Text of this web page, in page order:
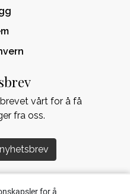
vårt for å få
fra oss.
for å